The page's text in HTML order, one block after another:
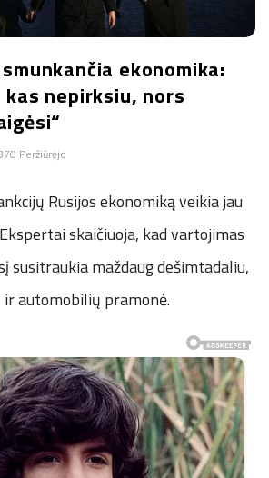
ekonomika:
nepirksiu, nors
Peržiūrėjo
Rusijos ekonomiką veikia jau
skaičiuoja, kad vartojimas
susitraukia maždaug dešimtadaliu,
automobilių pramonė.